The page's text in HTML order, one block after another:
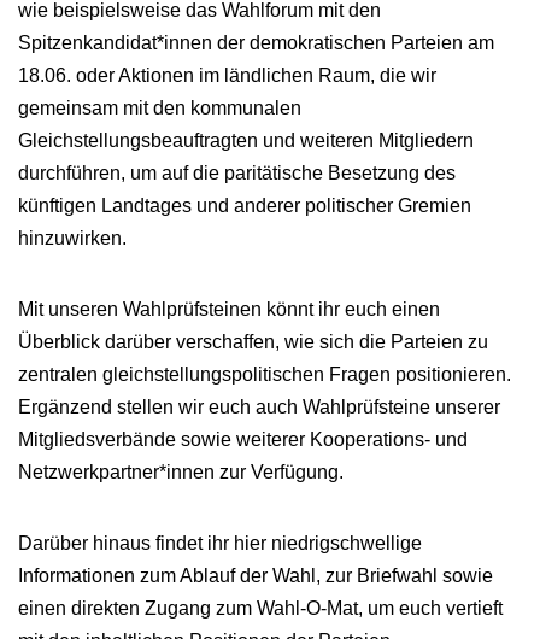
wie beispielsweise das Wahlforum mit den
Spitzenkandidat*innen der demokratischen Parteien am
18.06. oder Aktionen im ländlichen Raum, die wir
gemeinsam mit den kommunalen
Gleichstellungsbeauftragten und weiteren Mitgliedern
durchführen, um auf die paritätische Besetzung des
künftigen Landtages und anderer politischer Gremien
hinzuwirken.
Mit unseren Wahlprüfsteinen könnt ihr euch einen
Überblick darüber verschaffen, wie sich die Parteien zu
zentralen gleichstellungspolitischen Fragen positionieren.
Ergänzend stellen wir euch auch Wahlprüfsteine unserer
Mitgliedsverbände sowie weiterer Kooperations‑ und
Netzwerkpartner*innen zur Verfügung.
Darüber hinaus findet ihr hier niedrigschwellige
Informationen zum Ablauf der Wahl, zur Briefwahl sowie
einen direkten Zugang zum Wahl‑O‑Mat, um euch vertieft